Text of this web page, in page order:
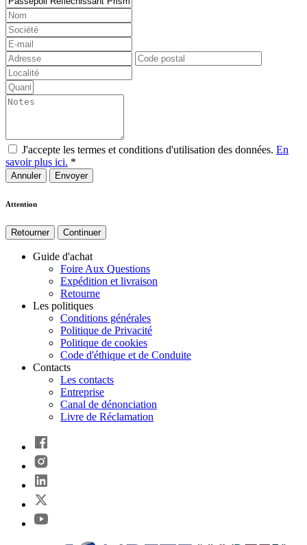
J'accepte les termes et conditions d'utilisation des données. En
savoir plus ici. *
Annuler
Attention
Retourner Continuer
Guide d'achat
Foire Aux Questions
Expédition et livraison
Retourne
Les politiques
Conditions générales
Politique de Privacité
Politique de cookies
Code d'éthique et de Conduite
Contacts
Les contacts
Entreprise
Canal de dénonciation
Livre de Réclamation